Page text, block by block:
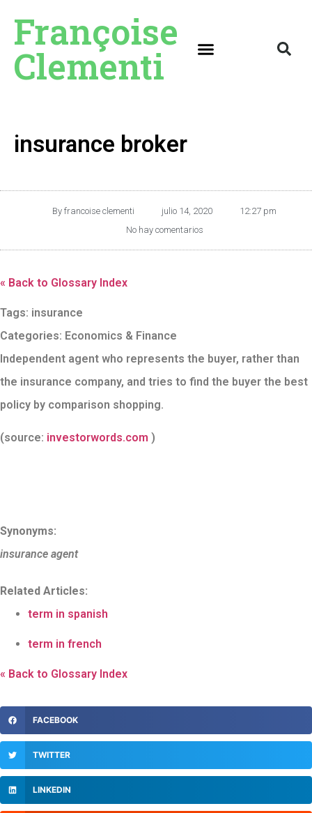
Françoise
Clementi
insurance broker
By francoise clementi julio 14, 2020
12:27 pm
No hay comentarios
« Back to Glossary Index
Tags: insurance
Categories: Economics & Finance
Independent agent who represents the buyer, rather than
the insurance company, and tries to find the buyer the best
policy by comparison shopping.
(source: investorwords.com )
Synonyms:
insurance agent
Related Articles:
term in spanish
term in french
« Back to Glossary Index
FACEBOOK
TWITTER
LINKEDIN